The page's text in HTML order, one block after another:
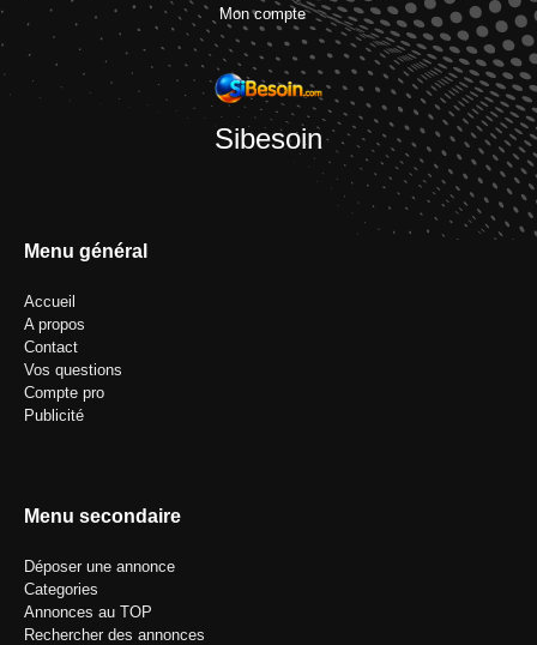
Mon compte
Sibesoin
Menu général
Accueil
A propos
Contact
Vos questions
Compte pro
Publicité
Menu secondaire
Déposer une annonce
Categories
Annonces au TOP
Rechercher des annonces